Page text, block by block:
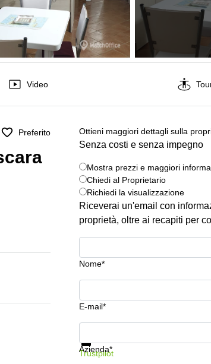
Video
Preferito Ottieni maggiori dettagli sulla
Senza costi e senza impegno
Mostra prezzi e maggiori
Chiedi al Proprietario
Richiedi la visualizzazione
Riceverai un'email con
proprietà, oltre ai recapiti per
Nome*
E-mail*
Azienda*
Mostra prezzi e maggiori
Trustpilot